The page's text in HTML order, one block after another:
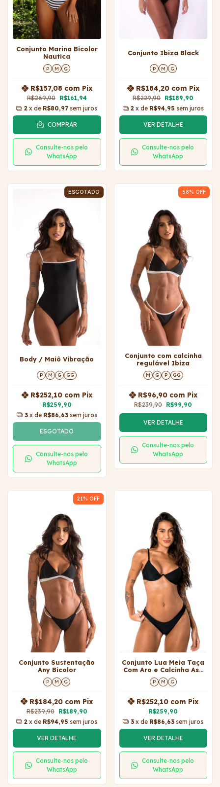
Conjunto Marina Bicolor
Nautica
P M G
R$269,90 R$161,94
R$157,08 com Pix
2 x de R$80,97 sem juros
COMPRAR
Consulte-nos pelo
WhatsApp
Conjunto Ibiza Black
P M G
R$229,90 R$189,90
R$184,20 com Pix
2 x de R$94,95 sem juros
VER DETALHE
Consulte-nos pelo
WhatsApp
ESGOTADO
Body / Maiô Vibração
P M G GG
R$259,90
R$252,10 com Pix
3 x de R$86,63 sem juros
ESGOTADO
Consulte-nos pelo
WhatsApp
58% OFF
Conjunto com calcinha
regulável Ibiza
M G P GG
R$239,90 R$99,90
R$96,90 com Pix
VER DETALHE
Consulte-nos pelo
WhatsApp
21% OFF
Conjunto Sustentação
Any Bicolor
P M G
R$239,90 R$189,90
R$184,20 com Pix
2 x de R$94,95 sem juros
VER DETALHE
Consulte-nos pelo
WhatsApp
Conjunto Lua Meia Taça
Com Aro e Calcinha Asa
Delta
P M G
R$259,90
R$252,10 com Pix
3 x de R$86,63 sem juros
VER DETALHE
Consulte-nos pelo
WhatsApp